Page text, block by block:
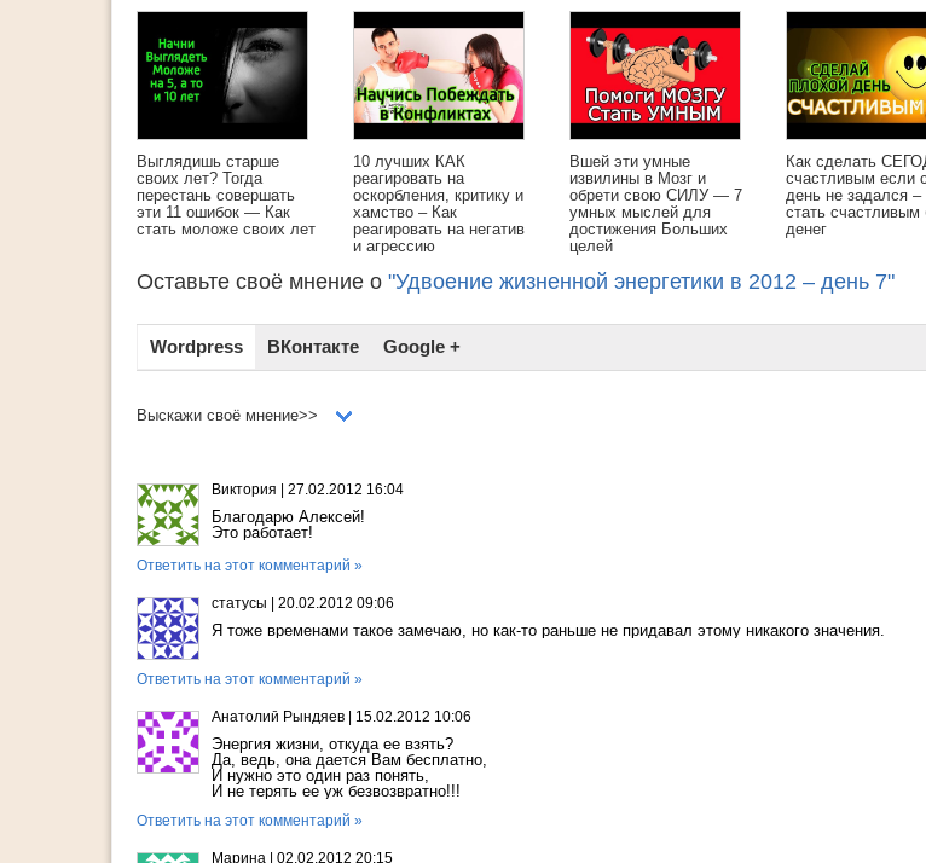
Выглядишь старше
своих лет? Тогда
перестань совершать
эти 11 ошибок — Как
стать моложе своих лет
10 лучших КАК
реагировать на
оскорбления, критику и
хамство – Как
реагировать на негатив
и агрессию
Вшей эти умные
извилины в Мозг и
обрети свою СИЛУ — 7
умных мыслей для
достижения Больших
целей
Как сделать
счастливым если
день не задался –
стать счастливым
денег
Оставьте своё мнение о "Удвоение жизненной энергетики в 2012 – день 7"
Wordpress ВКонтакте Google +
Выскажи своё мнение>>
Виктория 27.02.2012 16:04
Благодарю Алексей!
Это работает!
Ответить на этот комментарий »
статусы 20.02.2012 09:06
Я тоже временами такое замечаю, но как-то раньше не придавал этому никакого значения.
Ответить на этот комментарий »
Анатолий Рындяев 15.02.2012 10:06
Энергия жизни, откуда ее взять?
Да, ведь, она дается Вам бесплатно,
И нужно это один раз понять,
И не терять ее уж безвозвратно!!!
Ответить на этот комментарий »
Марина 02.02.2012 20:15
несколько лет
ритме, то,
вашей жизни
менять. Поэтому
15 способов
минут ! Хотя бы раз
любой из
Срочно сообщи
кому за 50